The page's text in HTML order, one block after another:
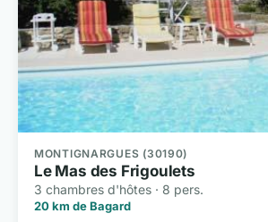
MONTIGNARGUES (30190)
Le Mas des Frigoulets
3 chambres d'hôtes · 8 pers.
20 km de Bagard